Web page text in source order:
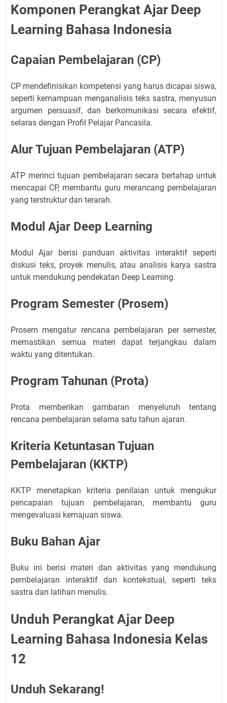
Komponen Perangkat Ajar Deep
Learning Bahasa Indonesia
Capaian Pembelajaran (CP)
CP mendefinisikan kompetensi yang harus dicapai siswa,
seperti kemampuan menganalisis teks sastra, menyusun
argumen persuasif, dan berkomunikasi secara efektif,
selaras dengan Profil Pelajar Pancasila.
Alur Tujuan Pembelajaran (ATP)
ATP merinci tujuan pembelajaran secara bertahap untuk
mencapai CP, membantu guru merancang pembelajaran
yang terstruktur dan terarah.
Modul Ajar Deep Learning
Modul Ajar berisi panduan aktivitas interaktif seperti
diskusi teks, proyek menulis, atau analisis karya sastra
untuk mendukung pendekatan Deep Learning.
Program Semester (Prosem)
Prosem mengatur rencana pembelajaran per semester,
memastikan semua materi dapat terjangkau dalam
waktu yang ditentukan.
Program Tahunan (Prota)
Prota memberikan gambaran menyeluruh tentang
rencana pembelajaran selama satu tahun ajaran.
Kriteria Ketuntasan Tujuan
Pembelajaran (KKTP)
KKTP menetapkan kriteria penilaian untuk mengukur
pencapaian tujuan pembelajaran, membantu guru
mengevaluasi kemajuan siswa.
Buku Bahan Ajar
Buku ini berisi materi dan aktivitas yang mendukung
pembelajaran interaktif dan kontekstual, seperti teks
sastra dan latihan menulis.
Unduh Perangkat Ajar Deep
Learning Bahasa Indonesia Kelas
12
Unduh Sekarang!